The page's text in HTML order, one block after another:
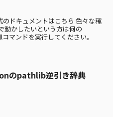
ドキュメントはこちら 色々な種
動かしたいという方は何の
マンドを実行してください。
のpathlib逆引き辞典